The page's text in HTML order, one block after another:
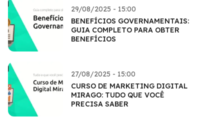
29/08/2025 - 15:00
BENEFÍCIOS GOVERNAMENTAIS:
GUIA COMPLETO PARA OBTER
BENEFÍCIOS
27/08/2025 - 15:00
CURSO DE MARKETING DIGITAL
MIRAGO: TUDO QUE VOCÊ
PRECISA SABER